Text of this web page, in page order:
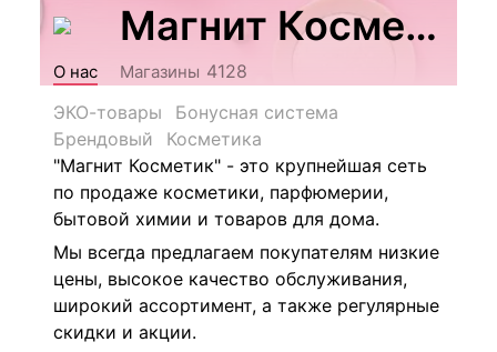
Магнит Косметик
О нас Магазины 4128
ЭКО-товары
Бонусная система
Брендовый
Косметика
"Магнит Косметик" - это крупнейшая сеть
по продаже косметики, парфюмерии,
бытовой химии и товаров для дома.
Мы всегда предлагаем покупателям низкие
цены, высокое качество обслуживания,
широкий ассортимент, а также регулярные
скидки и акции.